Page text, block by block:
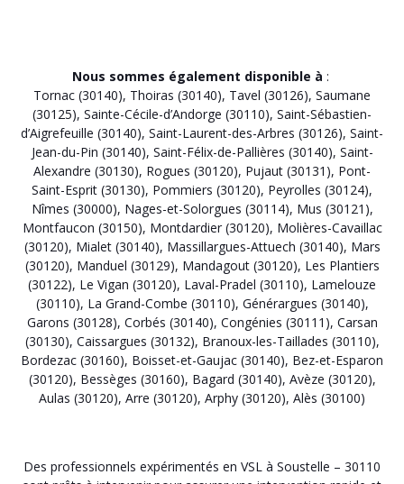
Nous sommes également disponible à :
Tornac (30140), Thoiras (30140), Tavel (30126), Saumane
(30125), Sainte-Cécile-d’Andorge (30110), Saint-Sébastien-
d’Aigrefeuille (30140), Saint-Laurent-des-Arbres (30126), Saint-
Jean-du-Pin (30140), Saint-Félix-de-Pallières (30140), Saint-
Alexandre (30130), Rogues (30120), Pujaut (30131), Pont-
Saint-Esprit (30130), Pommiers (30120), Peyrolles (30124),
Nîmes (30000), Nages-et-Solorgues (30114), Mus (30121),
Montfaucon (30150), Montdardier (30120), Molières-Cavaillac
(30120), Mialet (30140), Massillargues-Attuech (30140), Mars
(30120), Manduel (30129), Mandagout (30120), Les Plantiers
(30122), Le Vigan (30120), Laval-Pradel (30110), Lamelouze
(30110), La Grand-Combe (30110), Générargues (30140),
Garons (30128), Corbés (30140), Congénies (30111), Carsan
(30130), Caissargues (30132), Branoux-les-Taillades (30110),
Bordezac (30160), Boisset-et-Gaujac (30140), Bez-et-Esparon
(30120), Bessèges (30160), Bagard (30140), Avèze (30120),
Aulas (30120), Arre (30120), Arphy (30120), Alès (30100)
Des professionnels expérimentés en VSL à Soustelle – 30110